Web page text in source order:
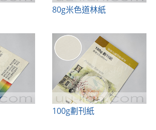
80g米色道林紙
100g劃刊紙